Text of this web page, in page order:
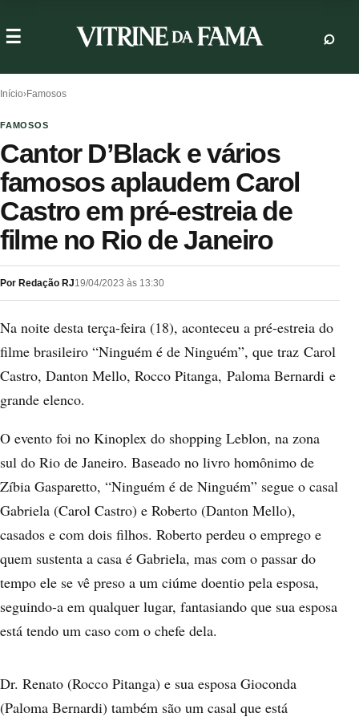
Início›Famosos
FAMOSOS
Cantor D’Black e vários
famosos aplaudem Carol
Castro em pré-estreia de
filme no Rio de Janeiro
Por Redação RJ19/04/2023 às 13:30
Na noite desta terça-feira (18), aconteceu a pré-estreia do
filme brasileiro “Ninguém é de Ninguém”, que traz Carol
Castro, Danton Mello, Rocco Pitanga, Paloma Bernardi e
grande elenco.
O evento foi no Kinoplex do shopping Leblon, na zona
sul do Rio de Janeiro. Baseado no livro homônimo de
Zíbia Gasparetto, “Ninguém é de Ninguém” segue o casal
Gabriela (Carol Castro) e Roberto (Danton Mello),
casados e com dois filhos. Roberto perdeu o emprego e
quem sustenta a casa é Gabriela, mas com o passar do
tempo ele se vê preso a um ciúme doentio pela esposa,
seguindo-a em qualquer lugar, fantasiando que sua esposa
está tendo um caso com o chefe dela.
Dr. Renato (Rocco Pitanga) e sua esposa Gioconda
(Paloma Bernardi) também são um casal que está